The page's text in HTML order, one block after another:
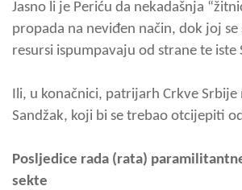
Jasno li je Periću da nekadašnja
propada na neviđen način, dok joj se
resursi ispumpavaju od strane te iste
Ili, u konačnici, patrijarh Crkve Srbije
Sandžak, koji bi se trebao otcijepiti
Posljedice rada (rata)
sekte